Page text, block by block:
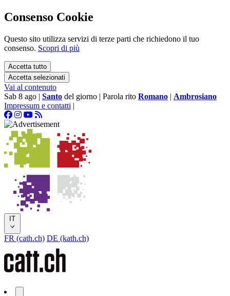
Consenso Cookie
Questo sito utilizza servizi di terze parti che richiedono il tuo
consenso. Scopri di più
Accetta tutto
Accetta selezionati
Vai al contenuto
Sab 8 ago | Santo del giorno | Parola rito Romano | Ambrosiano
Impressum e contatti |
IT
FR (cath.ch) DE (kath.ch)